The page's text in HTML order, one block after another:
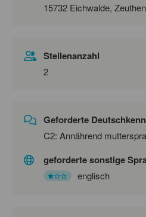
15732 Eichwalde,
Stellenanzahl
2
Geforderte
C2: Annährend
geforderte sonstige
englisch